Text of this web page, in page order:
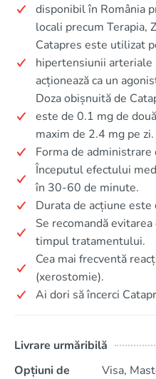
disponibil în România
locali precum Terapia,
Catapres este utilizat
hipertensiunii
acționează ca un
Doza obișnuită de
este de 0.1 mg de
maxim de 2.4 mg pe zi.
Forma de
Începutul efectului
în 30-60 de minute.
Durata de acțiune
Se recomandă
timpul tratamentului.
Cea mai frecventă
(xerostomie).
Ai dori să încerci
Livrare urmăribilă
Opțiuni de
Visa,